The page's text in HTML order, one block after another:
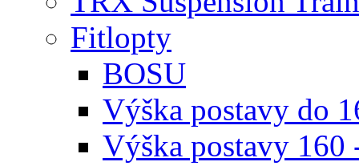
Fitlopty
BOSU
Výška postavy do
Výška postavy 160